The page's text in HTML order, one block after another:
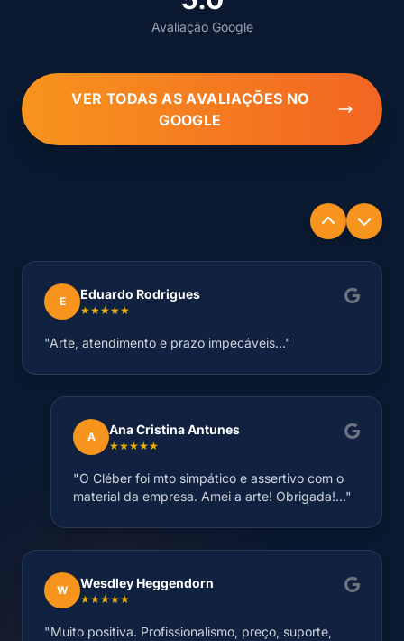
Avaliação Google
VER TODAS AS AVALIAÇÕES NO
GOOGLE
E Eduardo Rodrigues
★★★★★
"Arte, atendimento e prazo impecáveis..."
A Ana Cristina Antunes
★★★★★
"O Cléber foi mto simpático e assertivo com o
material da empresa. Amei a arte! Obrigada!..."
W Wesdley Heggendorn
★★★★★
"Muito positiva. Profissionalismo, preço, suporte,